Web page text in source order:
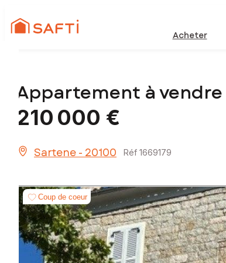
Acheter
Appartement à vendre
210 000 €
Sartene - 20100 Réf 1669179
Coup de coeur